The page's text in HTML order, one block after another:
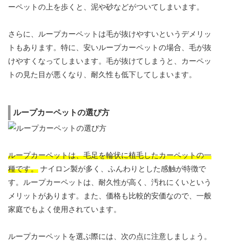
ーペットの上を歩くと、泥や砂などがついてしまいます。
さらに、ループカーペットは毛が抜けやすいというデメリッ
トもあります。特に、安いループカーペットの場合、毛が抜
けやすくなってしまいます。毛が抜けてしまうと、カーペッ
トの見た目が悪くなり、耐久性も低下してしまいます。
ループカーペットの選び方
ループカーペットは、毛足を輪状に植毛したカーペットの一
種です。 ナイロン製が多く、ふんわりとした感触が特徴で
す。ループカーペットは、耐久性が高く、汚れにくいという
メリットがあります。また、価格も比較的安価なので、一般
家庭でもよく使用されています。
ループカーペットを選ぶ際には、次の点に注意しましょう。